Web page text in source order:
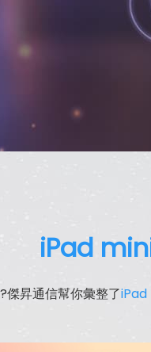
iPad
傑昇通信幫你彙整了iPad